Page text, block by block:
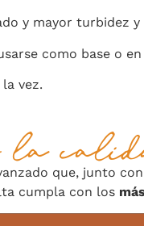
y mayor turbidez y
como base o
vez.
la que, junto
cumpla con los